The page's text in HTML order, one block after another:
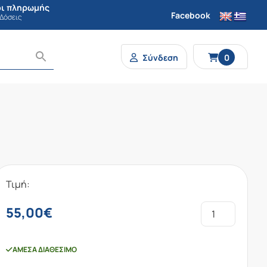
πληρωμής
Facebook
Σύνδεση 0
Τιμή:
55,00€
ΆΜΕΣΑ ΔΙΑΘΈΣΙΜΟ